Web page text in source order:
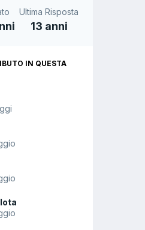
Ultima Risposta
13 anni
IN QUESTA